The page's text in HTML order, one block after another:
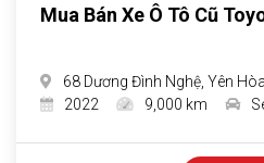
Mua Bán Xe Ô Tô Cũ
68 Dương Đình Nghệ, Yên
2022
9,000 km